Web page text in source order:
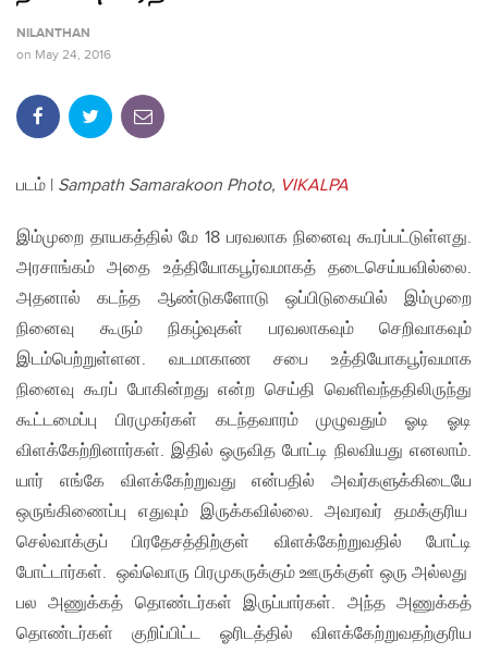
NILANTHAN
on May 24, 2016
படம் | Sampath Samarakoon Photo, VIKALPA
இம்முறை தாயகத்தில் மே 18 பரவலாக நினைவு கூரப்பட்டுள்ளது.
அரசாங்கம் அதை உத்தியோகபூர்வமாகத் தடைசெய்யவில்லை.
அதனால் கடந்த ஆண்டுகளோடு ஒப்பிடுகையில் இம்முறை
நினைவு கூரும் நிகழ்வுகள் பரவலாகவும் செறிவாகவும்
இடம்பெற்றுள்ளன. வடமாகாண சபை உத்தியோகபூர்வமாக
நினைவு கூரப் போகின்றது என்ற செய்தி வெளிவந்ததிலிருந்து
கூட்டமைப்பு பிரமுகர்கள் கடந்தவாரம் முழுவதும் ஓடி ஓடி
விளக்கேற்றினார்கள். இதில் ஒருவித போட்டி நிலவியது எனலாம்.
யார் எங்கே விளக்கேற்றுவது என்பதில் அவர்களுக்கிடையே
ஒருங்கிணைப்பு எதுவும் இருக்கவில்லை. அவரவர் தமக்குரிய
செல்வாக்குப் பிரதேசத்திற்குள் விளக்கேற்றுவதில் போட்டி
போட்டார்கள். ஒவ்வொரு பிரமுகருக்கும் ஊருக்குள் ஒரு அல்லது
பல அணுக்கத் தொண்டர்கள் இருப்பார்கள். அந்த அணுக்கத்
தொண்டர்கள் குறிப்பிட்ட ஓரிடத்தில் விளக்கேற்றுவதற்குரிய